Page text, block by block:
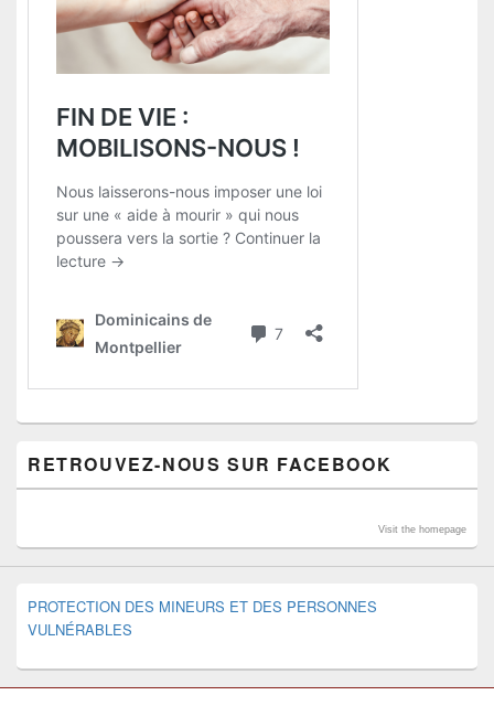
RETROUVEZ-NOUS SUR FACEBOOK
Visit the homepage
PROTECTION DES MINEURS ET DES PERSONNES
VULNÉRABLES